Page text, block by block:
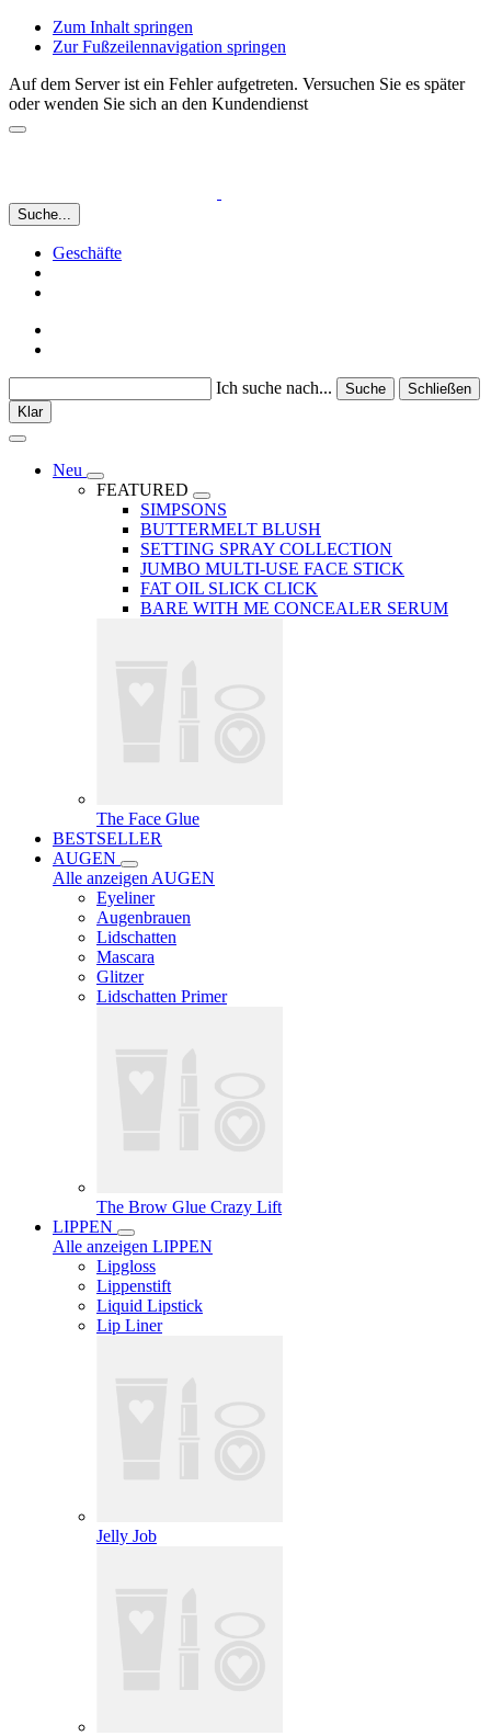
Zum Inhalt springen
Zur Fußzeilennavigation springen
Auf dem Server ist ein Fehler aufgetreten. Versuchen Sie es später
oder wenden Sie sich an den Kundendienst
Suche...
Geschäfte
Ich suche nach... Suche
Schließen
Klar
Neu
FEATURED
SIMPSONS
BUTTERMELT BLUSH
SETTING SPRAY COLLECTION
JUMBO MULTI-USE FACE STICK
FAT OIL SLICK CLICK
BARE WITH ME CONCEALER SERUM
The Face Glue
BESTSELLER
AUGEN
Alle anzeigen AUGEN
Eyeliner
Augenbrauen
Lidschatten
Mascara
Glitzer
Lidschatten Primer
The Brow Glue Crazy Lift
LIPPEN
Alle anzeigen LIPPEN
Lipgloss
Lippenstift
Liquid Lipstick
Lip Liner
Jelly Job